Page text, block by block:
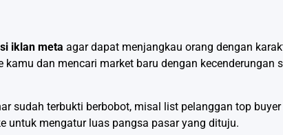
iklan meta agar dapat menjangkau orang dengan
dan mencari market baru dengan kecenderungan
sudah terbukti berbobot, misal list pelanggan top
untuk mengatur luas pangsa pasar yang dituju.